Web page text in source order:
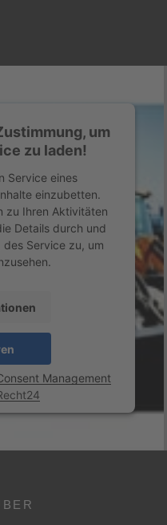
um
zu laden!
Service eines
einzubetten.
zu Ihren Aktivitäten
Details durch und
Service zu, um
Management